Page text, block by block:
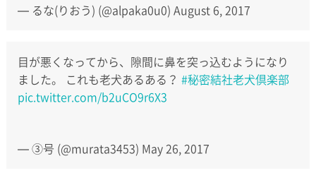
— るな(りおう) (@alpaka0u0) August 6, 2017
目が悪くなってから、隙間に鼻を突っ込むようになり
ました。 これも老犬あるある？ #秘密結社老犬倶楽部
pic.twitter.com/b2uCO9r6X3
— ③号 (@murata3453) May 26, 2017